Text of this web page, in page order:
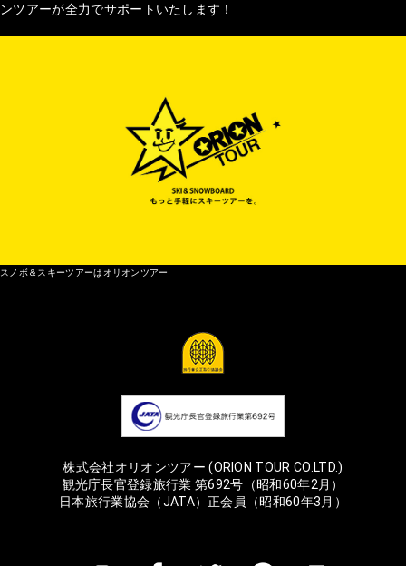
ンツアーが全力でサポートいたします！
スノボ＆スキーツアーはオリオンツアー
株式会社オリオンツアー (ORION TOUR CO.LTD.)
観光庁長官登録旅行業 第692号（昭和60年2月）
日本旅行業協会（JATA）正会員（昭和60年3月）